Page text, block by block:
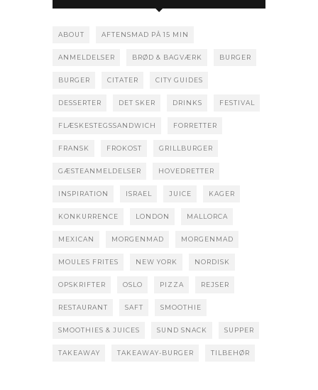
ABOUT AFTENSMAD PÅ 15 MIN
ANMELDELSER BRØD & BAGVÆRK BURGER
BURGER CITATER CITY GUIDES
DESSERTER DET SKER DRINKS FESTIVAL
FLÆSKESTEGSSANDWICH FORRETTER
FRANSK FROKOST GRILLBURGER
GÆSTEANMELDELSER HOVEDRETTER
INSPIRATION ISRAEL JUICE KAGER
KONKURRENCE LONDON MALLORCA
MEXICAN MORGENMAD MORGENMAD
MOULES FRITES NEW YORK NORDISK
OPSKRIFTER OSLO PIZZA REJSER
RESTAURANT SAFT SMOOTHIE
SMOOTHIES & JUICES SUND SNACK SUPPER
TAKEAWAY TAKEAWAY-BURGER TILBEHØR